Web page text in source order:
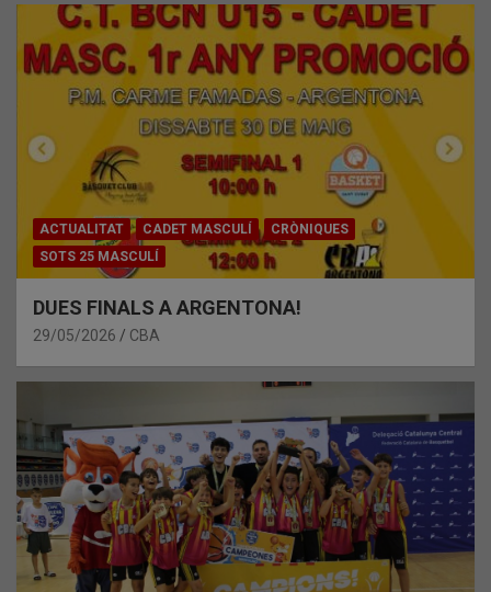
ACTUALITAT CADET MASCULÍ
CRÒNIQUES
SOTS 25 MASCULÍ
DUES FINALS A ARGENTONA!
29/05/2026 CBA